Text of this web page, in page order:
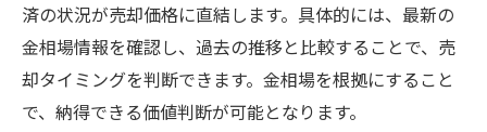
済の状況が売却価格に直結します。具体的には、最新の
金相場情報を確認し、過去の推移と比較することで、売
却タイミングを判断できます。金相場を根拠にすること
で、納得できる価値判断が可能となります。